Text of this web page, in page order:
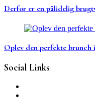
Derfor er en pålidelig
Oplev den perfekte brunch
Social Links